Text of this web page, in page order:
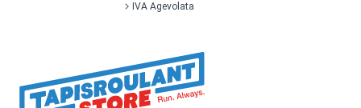
IVA Agevolata